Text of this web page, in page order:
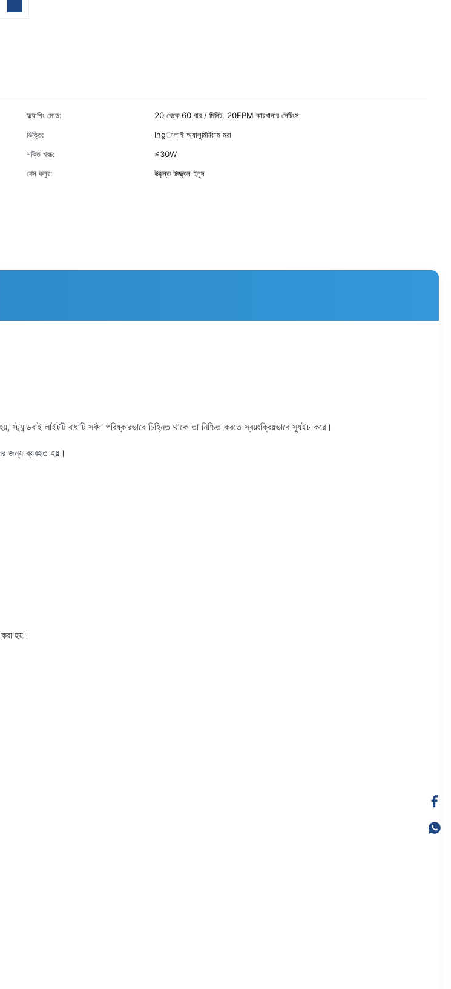
ফ্ল্যাশিং মোড:
20 থেকে 60 বার / মিনিট, 20FPM কারখানার সেটিংস
ভিত্তি:
Ingালাই অ্যালুমিনিয়াম মরা
শক্তি খরচ:
≤30W
বেস কলুর:
উড়ন্ত উজ্জ্বল হলুদ
লাইটটি বাধাটি সর্বদা পরিষ্কারভাবে চিহ্নিত থাকে তা নিশ্চিত করতে স্বয়ংক্রিয়ভাবে স্যুইচ করে।
জন্য ব্যবহৃত হয়।
হয়।